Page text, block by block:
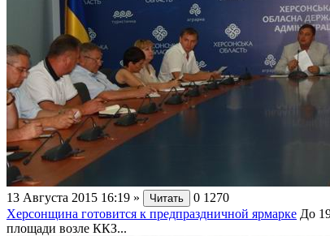
13 Августа 2015 16:19 » Читать 0 1270
Херсонщина готовится к предпраздничной ярмарке До
площади возле ККЗ...